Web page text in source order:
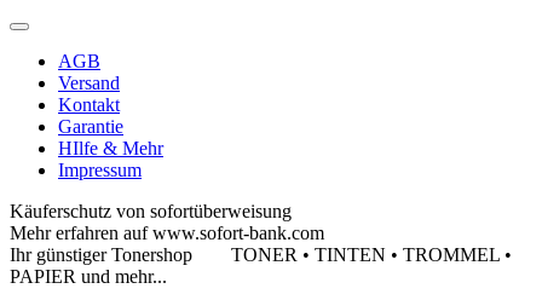
AGB
Versand
Kontakt
Garantie
HIlfe & Mehr
Impressum
Käuferschutz von sofortüberweisung
Mehr erfahren auf www.sofort-bank.com
Ihr günstiger Tonershop TONER • TINTEN • TROMMEL •
PAPIER und mehr...